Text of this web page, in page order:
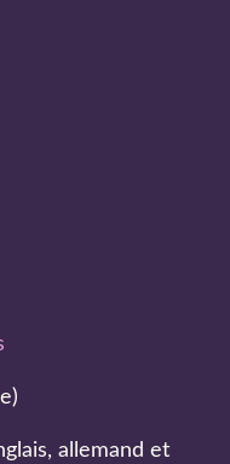
allemand et